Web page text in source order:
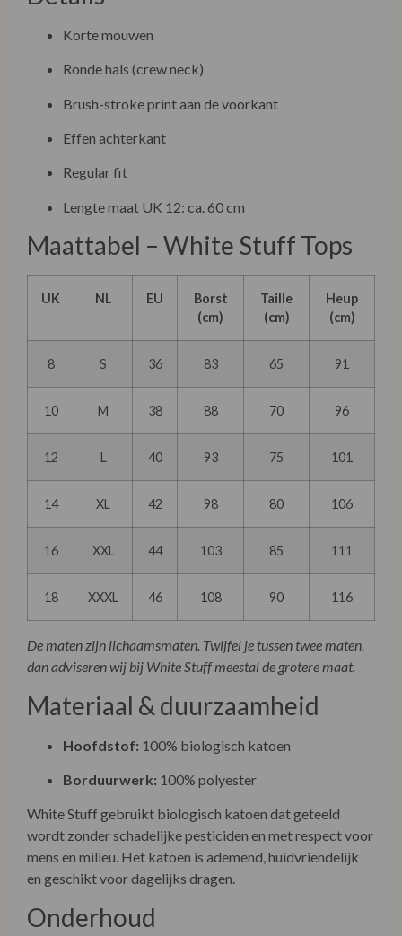
Korte mouwen
Ronde hals (crew neck)
Brush-stroke print aan de voorkant
Effen achterkant
Regular fit
Lengte maat UK 12: ca. 60 cm
Maattabel – White Stuff Tops
UK NL EU
Borst
(cm)
Taille
(cm)
Heup
(cm)
8 S 36 83 65 91
10 M 38 88 70 96
12 L 40 93 75 101
14 XL 42 98 80 106
16 XXL 44 103 85 111
18 XXXL 46 108 90 116
De maten zijn lichaamsmaten. Twijfel je tussen twee maten,
dan adviseren wij bij White Stuff meestal de grotere maat.
Materiaal & duurzaamheid
Hoofdstof: 100% biologisch katoen
Borduurwerk: 100% polyester
White Stuff gebruikt biologisch katoen dat geteeld
wordt zonder schadelijke pesticiden en met respect voor
mens en milieu. Het katoen is ademend, huidvriendelijk
en geschikt voor dagelijks dragen.
Onderhoud